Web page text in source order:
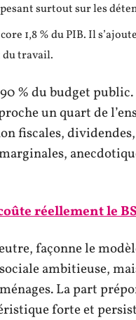
surtout sur les
1,8 % du PIB. Il
du travail.
% du budget public.
un quart de
fiscales,
réellement le
façonne le
ambitieuse,
La part
forte et